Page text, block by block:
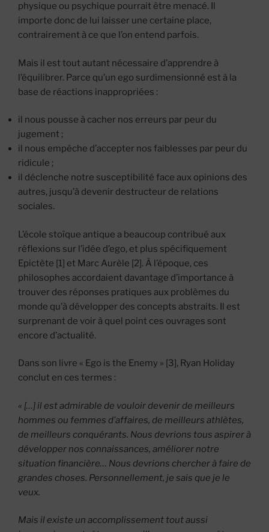
physique ou psychique pourrait être menacé. Il
importe donc de lui laisser une certaine place,
contrairement à ce que l’on entend parfois.
Mais il est tout autant nécessaire d’apprendre à
l’équilibrer. Parce qu’un ego surdimensionné est à la
base de réactions inappropriées :
il nous pousse à cacher nos erreurs par peur du
jugement ;
il nous empêche d’accepter nos faiblesses par peur du
ridicule ;
il déclenche notre susceptibilité face aux opinions des
autres, jusqu’à devenir destructeur de relations
sociales.
L’école stoïque antique a beaucoup contribué aux
réflexions sur l’idée d’ego, et plus spécifiquement
Epictète [1] et Marc Aurèle [2]. À l’époque, ces
philosophes accordaient davantage d’importance à
trouver des réponses pratiques aux problèmes du
monde qu’à développer des concepts abstraits. Il est
surprenant de voir à quel point ces ouvrages sont
encore d’actualité.
Dans son livre « Ego is the Enemy » [3], Ryan Holiday
conclut en ces termes :
« […] il est admirable de vouloir devenir de meilleurs
hommes ou femmes d’affaires, de meilleurs athlètes,
de meilleurs conquérants. Nous devrions tous aspirer à
développer nos connaissances, améliorer notre
situation financière… Nous devrions chercher à faire de
grandes choses. Personnellement, je sais que je le
veux.
Mais il existe un accomplissement tout aussi